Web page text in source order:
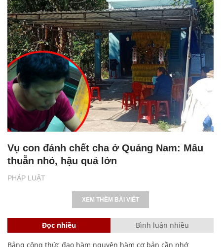
PHÁP LUẬT
Vụ con đánh chết cha ở Quảng Nam: Mâu
thuẫn nhỏ, hậu quả lớn
XEM THÊM BÀI VIẾT
Đọc nhiều Bình luận nhiều
Bảng công thức đạo hàm nguyên hàm cơ bản cần nhớ